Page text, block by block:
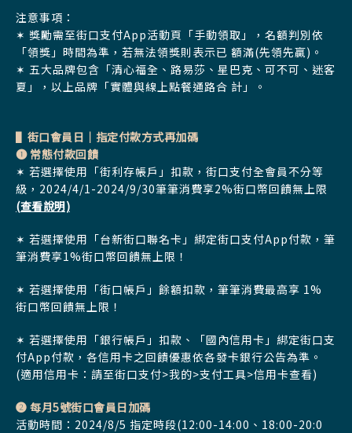
注意事項：
✶ 獎勵需至街口支付App活動頁「手動領取」，名額判別依
「領獎」時間為準，若無法領獎則表示已 額滿(先領先贏)。
✶ 五大品牌包含「清心福全、路易莎、星巴克、可不可、迷客
夏」，以上品牌「實體與線上點餐通路合 計」。
▌街口會員日｜指定付款方式再加碼
➊ 常態付款回饋
✶ 若選擇使用「街利存帳戶」扣款，街口支付全會員不分等
級，2024/4/1-2024/9/30筆筆消費享2%街口幣回饋無上限
(查看說明)
✶ 若選擇使用「台新街口聯名卡」綁定街口支付App付款，筆
筆消費享1%街口幣回饋無上限！
✶ 若選擇使用「街口帳戶」餘額扣款，筆筆消費最高享 1%
街口幣回饋無上限！
✶ 若選擇使用「銀行帳戶」扣款、「國內信用卡」綁定街口支
付App付款，各信用卡之回饋優惠依各發卡銀行公告為準。
(適用信用卡：請至街口支付>我的>支付工具>信用卡查看)
➋ 每月5號街口會員日加碼
活動時間：2024/8/5 指定時段(12:00-14:00、18:00-20:0